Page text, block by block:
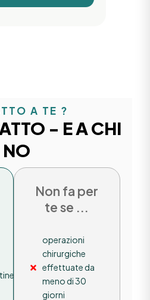
A TE ?
- E A CHI
NO
Non fa per
te se ...
operazioni
chirurgiche
effettuate da
meno di 30
giorni